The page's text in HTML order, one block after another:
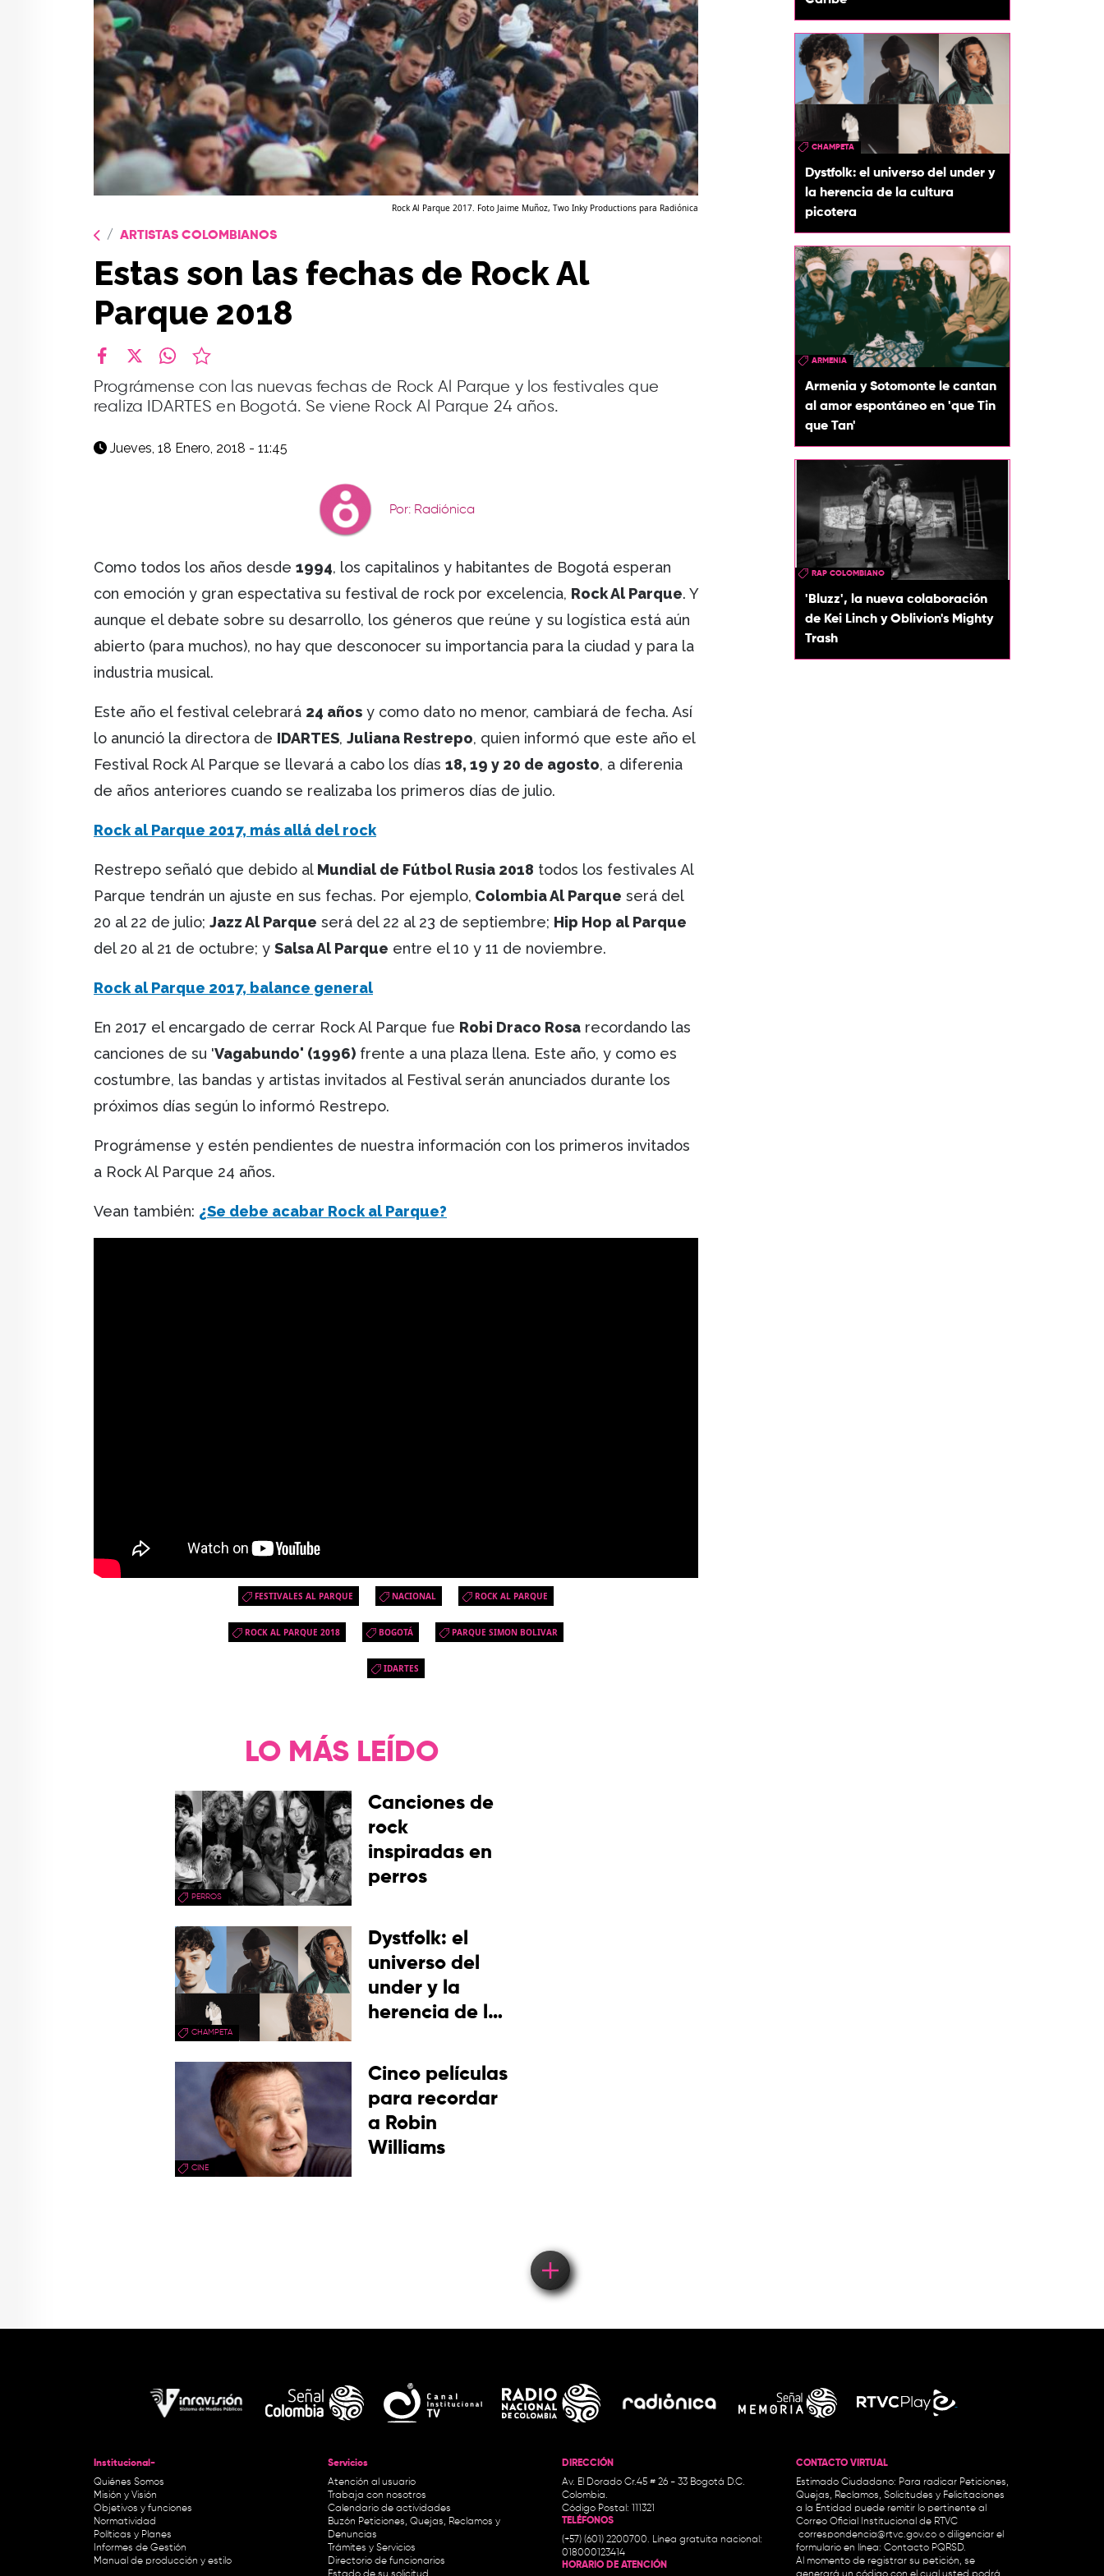
Rock Al Parque 2017. Foto Jaime Muñoz, Two Inky Productions para Radiónica
ARTISTAS COLOMBIANOS
Estas son las fechas de Rock Al
Parque 2018
Prográmense con las nuevas fechas de Rock Al Parque y los festivales que
realiza IDARTES en Bogotá. Se viene Rock Al Parque 24 años.
Jueves, 18 Enero, 2018 - 11:45
Por: Radiónica
Como todos los años desde 1994, los capitalinos y habitantes de Bogotá esperan
con emoción y gran espectativa su festival de rock por excelencia, Rock Al Parque. Y
aunque el debate sobre su desarrollo, los géneros que reúne y su logística está aún
abierto (para muchos), no hay que desconocer su importancia para la ciudad y para la
industria musical.
Este año el festival celebrará 24 años y como dato no menor, cambiará de fecha. Así
lo anunció la directora de IDARTES, Juliana Restrepo, quien informó que este año el
Festival Rock Al Parque se llevará a cabo los días 18, 19 y 20 de agosto, a diferenia
de años anteriores cuando se realizaba los primeros días de julio.
Rock al Parque 2017, más allá del rock
Restrepo señaló que debido al Mundial de Fútbol Rusia 2018 todos los festivales Al
Parque tendrán un ajuste en sus fechas. Por ejemplo, Colombia Al Parque será del
20 al 22 de julio; Jazz Al Parque será del 22 al 23 de septiembre; Hip Hop al Parque
del 20 al 21 de octubre; y Salsa Al Parque entre el 10 y 11 de noviembre.
Rock al Parque 2017, balance general
En 2017 el encargado de cerrar Rock Al Parque fue Robi Draco Rosa recordando las
canciones de su 'Vagabundo' (1996) frente a una plaza llena. Este año, y como es
costumbre, las bandas y artistas invitados al Festival serán anunciados durante los
próximos días según lo informó Restrepo.
Prográmense y estén pendientes de nuestra información con los primeros invitados
a Rock Al Parque 24 años.
Vean también: ¿Se debe acabar Rock al Parque?
FESTIVALES AL PARQUE NACIONAL ROCK AL PARQUE
ROCK AL PARQUE 2018 BOGOTÁ PARQUE SIMON BOLIVAR
IDARTES
CHAMPETA
Dystfolk: el universo del under y
la herencia de la cultura
picotera
ARMENIA
Armenia y Sotomonte le cantan
al amor espontáneo en 'que Tin
que Tan'
RAP COLOMBIANO
'Bluzz', la nueva colaboración
de Kei Linch y Oblivion's Mighty
Trash
LO MÁS LEÍDO
PERROS
Canciones de
rock
inspiradas en
perros
CHAMPETA
Dystfolk: el
universo del
under y la
herencia de la
picotera
CINE
Cinco películas
para recordar
a Robin
Williams
Institucional-
Quiénes Somos
Misión y Visión
Objetivos y funciones
Normatividad
Políticas y Planes
Informes de Gestión
Manual de producción y estilo
Servicios
Atención al usuario
Trabaja con nosotros
Calendario de actividades
Buzón Peticiones, Quejas, Reclamos y
Denuncias
Trámites y Servicios
Directorio de funcionarios
DIRECCIÓN
Av. El Dorado Cr.45 # 26 - 33 Bogotá D.C.
Colombia.
Código Postal: 111321
TELÉFONOS
(+57) (601) 2200700. Línea gratuita nacional:
018000123414
HORARIO DE ATENCIÓN
CONTACTO VIRTUAL
Estimado Ciudadano: Para radicar Peticiones,
Quejas, Reclamos, Solicitudes y Felicitaciones
a la Entidad puede remitir lo pertinente al
Correo Oficial Institucional de RTVC
correspondencia@rtvc.gov.co o diligenciar el
formulario en línea: Contacto PQRSD.
Al momento de registrar su petición, se